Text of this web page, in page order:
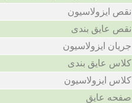
نقص ایزولاسیون
نقص عایق بندی
جریان ایزولاسیون
کلاس عایق بندی
کلاس ایزولاسیون
صفحه عایق